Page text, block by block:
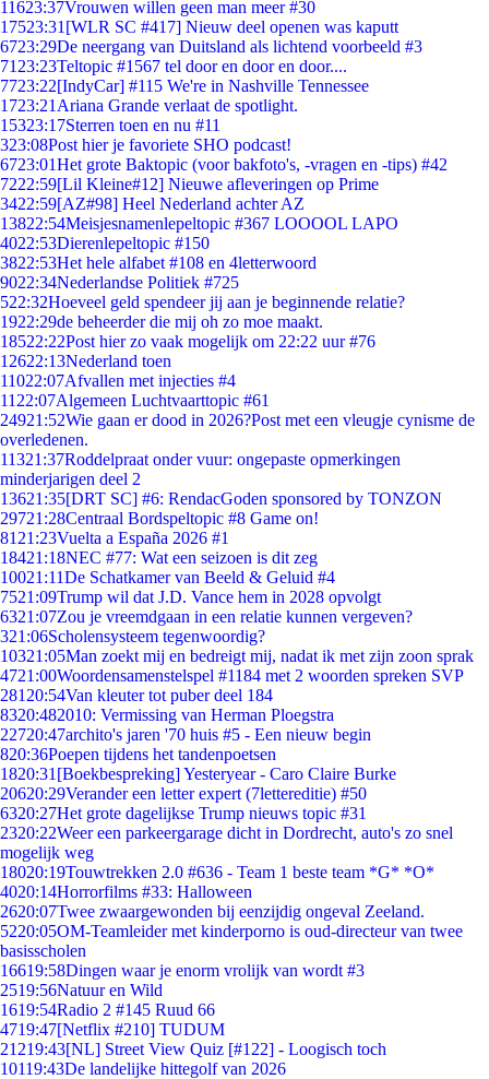
11623:37Vrouwen willen geen man meer #30
17523:31 [WLR SC #417] Nieuw deel openen was kaputt
6723:29De neergang van Duitsland als lichtend voorbeeld #3
71 23:23Teltopic #1567 tel door en door en door....
7723:22[IndyCar] #115 We're in Nashville Tennessee
1723:21 Ariana Grande verlaat de spotlight.
15323:17Sterren toen en nu #11
323:08Post hier je favoriete SHO podcast!
6723:01Het grote Baktopic (voor bakfoto's, -vragen en -tips) #42
7222:59[Lil Kleine#12] Nieuwe afleveringen op Prime
3422:59[AZ#98] Heel Nederland achter AZ
13822:54Meisjesnamenlepeltopic #367 LOOOOL LAPO
4022:53Dierenlepeltopic #150
3822:53Het hele alfabet #108 en 4letterwoord
9022:34Nederlandse Politiek #725
522:32Hoeveel geld spendeer jij aan je beginnende relatie?
1922:29de beheerder die mij oh zo moe maakt.
18522:22Post hier zo vaak mogelijk om 22:22 uur #76
12622:13Nederland toen
11022:07Afvallen met injecties #4
11 22:07Algemeen Luchtvaarttopic #61
24921:52Wie gaan er dood in 2026?Post met een vleugje cynisme de
overledenen.
11321:37Roddelpraat onder vuur: ongepaste opmerkingen
minderjarigen deel 2
13621:35[DRT SC] #6: RendacGoden sponsored by TONZON
29721:28Centraal Bordspeltopic #8 Game on!
81 21:23Vuelta a España 2026 #1
18421:18NEC #77: Wat een seizoen is dit zeg
10021:11De Schatkamer van Beeld & Geluid #4
7521:09Trump wil dat J.D. Vance hem in 2028 opvolgt
6321:07Zou je vreemdgaan in een relatie kunnen vergeven?
321:06Scholensysteem tegenwoordig?
10321:05Man zoekt mij en bedreigt mij, nadat ik met zijn zoon sprak
4721:00Woordensamenstelspel #1184 met 2 woorden spreken SVP
281 20:54Van kleuter tot puber deel 184
8320:482010: Vermissing van Herman Ploegstra
22720:47archito's jaren '70 huis #5 - Een nieuw begin
820:36Poepen tijdens het tandenpoetsen
1820:31 [Boekbespreking] Yesteryear - Caro Claire Burke
20620:29Verander een letter expert (7lettereditie) #50
6320:27Het grote dagelijkse Trump nieuws topic #31
2320:22Weer een parkeergarage dicht in Dordrecht, auto's zo snel
mogelijk weg
18020:19Touwtrekken 2.0 #636 - Team 1 beste team *G* *O*
4020:14Horrorfilms #33: Halloween
2620:07Twee zwaargewonden bij eenzijdig ongeval Zeeland.
5220:05OM-Teamleider met kinderporno is oud-directeur van twee
basisscholen
16619:58Dingen waar je enorm vrolijk van wordt #3
2519:56Natuur en Wild
1619:54Radio 2 #145 Ruud 66
4719:47[Netflix #210] TUDUM
21219:43[NL] Street View Quiz [#122] - Loogisch toch
10119:43De landelijke hittegolf van 2026